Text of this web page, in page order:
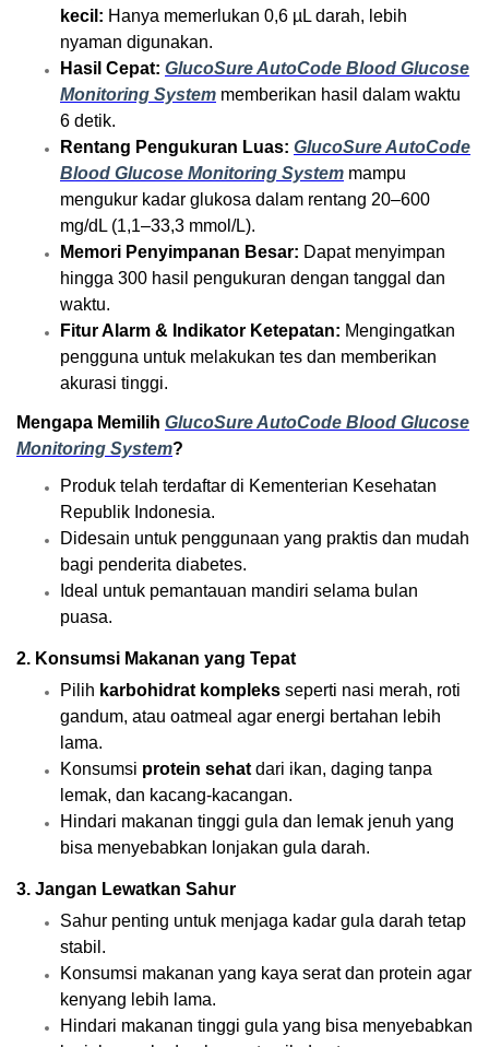
kecil: Hanya memerlukan 0,6 µL darah, lebih
nyaman digunakan.
Hasil Cepat: GlucoSure AutoCode Blood Glucose
Monitoring System memberikan hasil dalam waktu
6 detik.
Rentang Pengukuran Luas: GlucoSure AutoCode
Blood Glucose Monitoring System mampu
mengukur kadar glukosa dalam rentang 20–600
mg/dL (1,1–33,3 mmol/L).
Memori Penyimpanan Besar: Dapat menyimpan
hingga 300 hasil pengukuran dengan tanggal dan
waktu.
Fitur Alarm & Indikator Ketepatan: Mengingatkan
pengguna untuk melakukan tes dan memberikan
akurasi tinggi.
Mengapa Memilih GlucoSure AutoCode Blood Glucose
Monitoring System?
Produk telah terdaftar di Kementerian Kesehatan
Republik Indonesia.
Didesain untuk penggunaan yang praktis dan mudah
bagi penderita diabetes.
Ideal untuk pemantauan mandiri selama bulan
puasa.
2. Konsumsi Makanan yang Tepat
Pilih karbohidrat kompleks seperti nasi merah, roti
gandum, atau oatmeal agar energi bertahan lebih
lama.
Konsumsi protein sehat dari ikan, daging tanpa
lemak, dan kacang-kacangan.
Hindari makanan tinggi gula dan lemak jenuh yang
bisa menyebabkan lonjakan gula darah.
3. Jangan Lewatkan Sahur
Sahur penting untuk menjaga kadar gula darah tetap
stabil.
Konsumsi makanan yang kaya serat dan protein agar
kenyang lebih lama.
Hindari makanan tinggi gula yang bisa menyebabkan